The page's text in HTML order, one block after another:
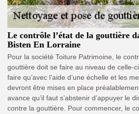
Le contrôle l’état de la gouttière
Bisten En Lorraine
Pour la société Toiture Patrimoine, le
gouttière doit se faire au niveau de celle-
faire qu’avec l’aide d’une échelle et les
devront être mises en place
avance qu’il faut s’abstenir d’appuyer le
contre la gouttière. Pour commencer, le